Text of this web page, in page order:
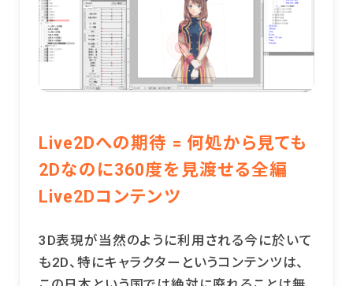
Live2Dへの期待 = 何処から見ても
2Dなのに360度を見渡せる全編
Live2Dコンテンツ
3D表現が当然のように利用される今に於いて
も2D、特にキャラクターというコンテンツは、